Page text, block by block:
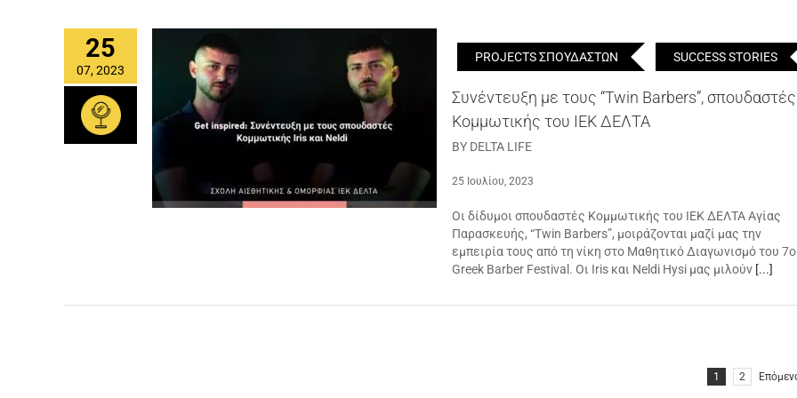
25
07, 2023
PROJECTS ΣΠΟΥΔΑΣΤΩΝ SUCCESS STORIES
Συνέντευξη με τους “Twin Barbers”, σπουδαστές
Κομμωτικής του ΙΕΚ ΔΕΛΤΑ
BY DELTA LIFE
25 Ιουλίου, 2023
Οι δίδυμοι σπουδαστές Κομμωτικής του ΙΕΚ ΔΕΛΤΑ Αγίας
Παρασκευής, “Twin Barbers”, μοιράζονται μαζί μας την
εμπειρία τους από τη νίκη στο Μαθητικό Διαγωνισμό του
Greek Barber Festival. Οι Iris και Neldi Hysi μας μιλούν [...]
1 2